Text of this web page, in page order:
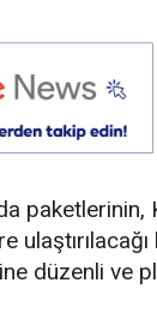
paketlerinin,
düzenli ve